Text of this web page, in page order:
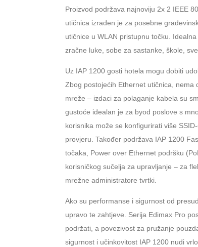
Proizvod podržava najnoviju 2x 2 IEEE
utičnica izrađen je za posebne
utičnice u WLAN pristupnu točku.
zračne luke, sobe za sastanke, škole,
Uz IAP 1200 gosti hotela mogu dobiti
Zbog postojećih Ethernet utičnica,
mreže – izdaci za polaganje kabela su
gustoće idealan je za byod poslove s
korisnika može se konfigurirati više
provjeru. Također podržava IAP 1200
točaka, Power over Ethernet podršku
korisničkog sučelja za upravljanje – za
mrežne administratore tvrtki.
Ako su performanse i sigurnost od
upravo te zahtjeve. Serija Edimax Pro
podržati, a povezivost za pružanje
sigurnost i učinkovitost IAP 1200 nudi